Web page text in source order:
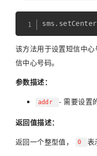
sms .
该方法用于设置短信中
信中心号码。
参数描述：
addr - 需要设置
返回值描述：
返回一个整型值，
0 表